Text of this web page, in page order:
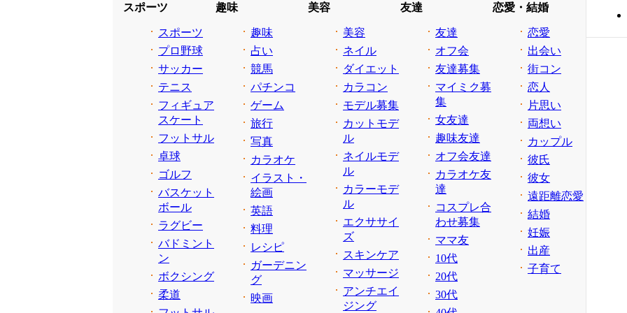
スポーツ
スポーツ
プロ野球
サッカー
テニス
フィギュア
スケート
フットサル
卓球
ゴルフ
バスケット
ボール
ラグビー
バドミント
ン
ボクシング
柔道
趣味
趣味
占い
競馬
パチンコ
ゲーム
旅行
写真
カラオケ
イラスト・
絵画
英語
料理
レシピ
ガーデニン
グ
映画
美容
美容
ネイル
ダイエット
カラコン
モデル募集
カットモデ
ル
ネイルモデ
ル
カラーモデ
ル
エクササイ
ズ
スキンケア
マッサージ
アンチエイ
ジング
友達
友達
オフ会
友達募集
マイミク募
集
女友達
趣味友達
オフ会友達
カラオケ友
達
コスプレ合
わせ募集
ママ友
10代
20代
30代
恋愛・結婚
恋愛
出会い
街コン
恋人
片思い
両想い
カップル
彼氏
彼女
遠距離恋愛
結婚
妊娠
出産
子育て